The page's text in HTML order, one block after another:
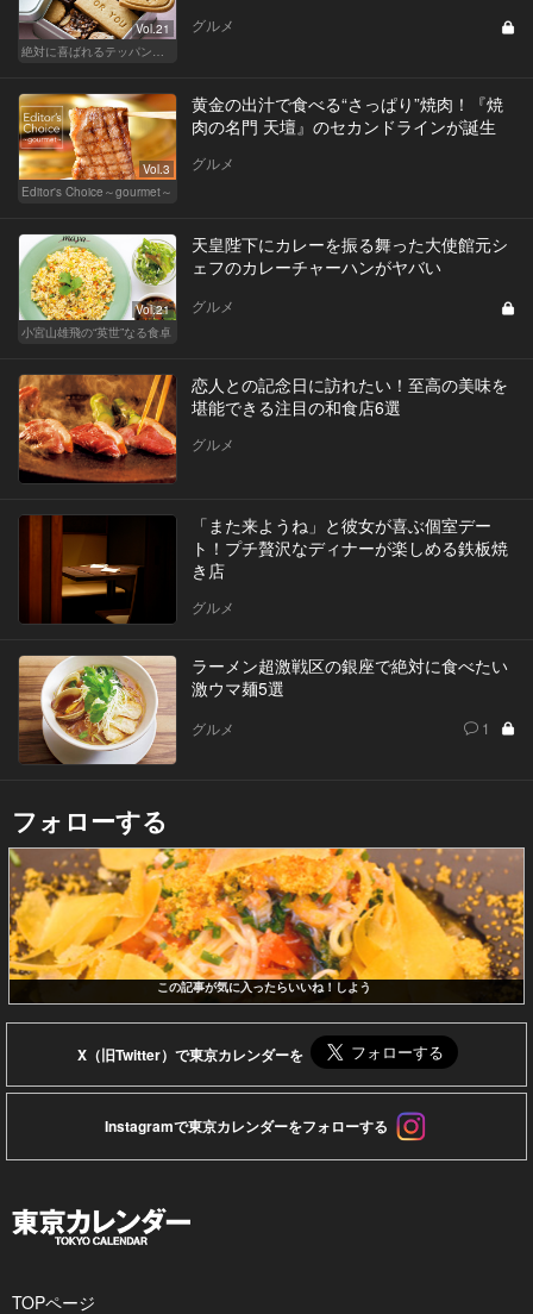
Vol.21
絶対に喜ばれるテッパン手土産
グルメ
Vol.3
Editor's Choice～gourmet～
黄金の出汁で食べる“さっぱり”焼肉！『焼
肉の名門 天壇』のセカンドラインが誕生
グルメ
Vol.21
小宮山雄飛の“英世”なる食卓
天皇陛下にカレーを振る舞った大使館元シ
ェフのカレーチャーハンがヤバい
グルメ
恋人との記念日に訪れたい！至高の美味を
堪能できる注目の和食店6選
グルメ
「また来ようね」と彼女が喜ぶ個室デー
ト！プチ贅沢なディナーが楽しめる鉄板焼
き店
グルメ
ラーメン超激戦区の銀座で絶対に食べたい
激ウマ麺5選
グルメ 1
フォローする
この記事が気に入ったらいいね！しよう
X（旧Twitter）で東京カレンダーを
Instagramで東京カレンダーをフォローする
TOPページ